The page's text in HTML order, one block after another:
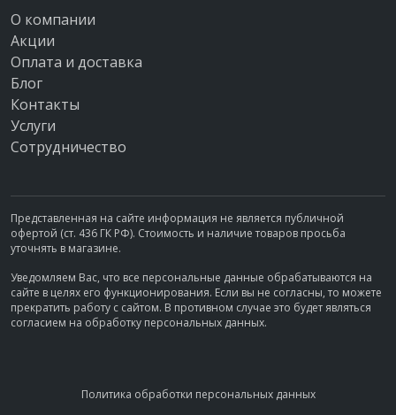
О компании
Акции
Оплата и доставка
Блог
Контакты
Услуги
Сотрудничество
Представленная на сайте информация не является публичной
офертой (ст. 436 ГК РФ). Стоимость и наличие товаров просьба
уточнять в магазине.
Уведомляем Вас, что все персональные данные обрабатываются на
сайте в целях его функционирования. Если вы не согласны, то можете
прекратить работу с сайтом. В противном случае это будет являться
согласием на обработку персональных данных.
Политика обработки персональных данных